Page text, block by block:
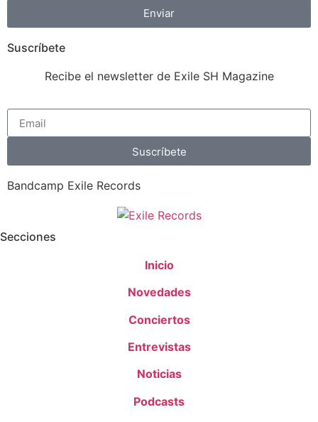
Enviar
Suscríbete
Recibe el newsletter de Exile SH Magazine
Suscríbete
Bandcamp Exile Records
Secciones
Inicio
Novedades
Conciertos
Entrevistas
Noticias
Podcasts